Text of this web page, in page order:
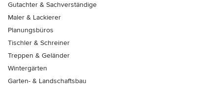
Gutachter & Sachverständige
Maler & Lackierer
Planungsbüros
Tischler & Schreiner
Treppen & Geländer
Wintergärten
Garten- & Landschaftsbau